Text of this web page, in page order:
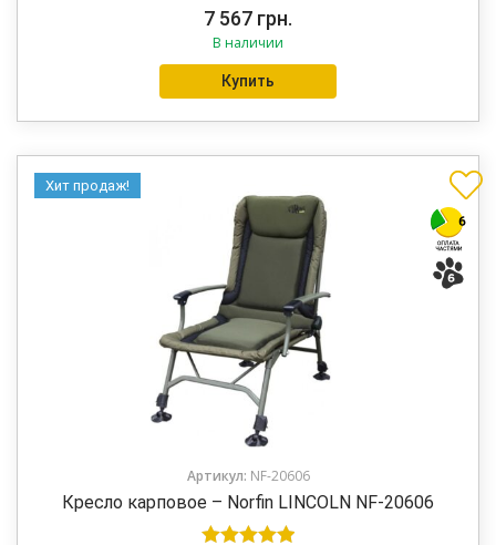
7 567 грн.
В наличии
Купить
Хит продаж!
Артикул: NF-20606
Кресло карповое – Norfin LINCOLN NF-20606